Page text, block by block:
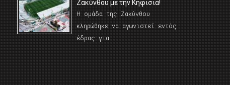
Ζακύνθου με την Κηφισιά!
Η ομάδα της Ζακύνθου
κληρώθηκε να αγωνιστεί εντός
έδρας για …